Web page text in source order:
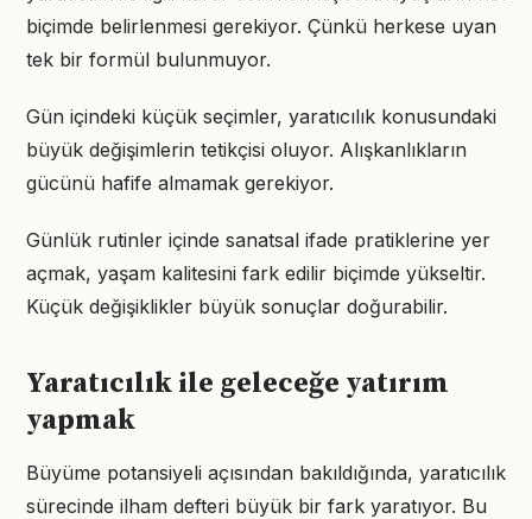
biçimde belirlenmesi gerekiyor. Çünkü herkese uyan
tek bir formül bulunmuyor.
Gün içindeki küçük seçimler, yaratıcılık konusundaki
büyük değişimlerin tetikçisi oluyor. Alışkanlıkların
gücünü hafife almamak gerekiyor.
Günlük rutinler içinde sanatsal ifade pratiklerine yer
açmak, yaşam kalitesini fark edilir biçimde yükseltir.
Küçük değişiklikler büyük sonuçlar doğurabilir.
Yaratıcılık ile geleceğe yatırım
yapmak
Büyüme potansiyeli açısından bakıldığında, yaratıcılık
sürecinde ilham defteri büyük bir fark yaratıyor. Bu